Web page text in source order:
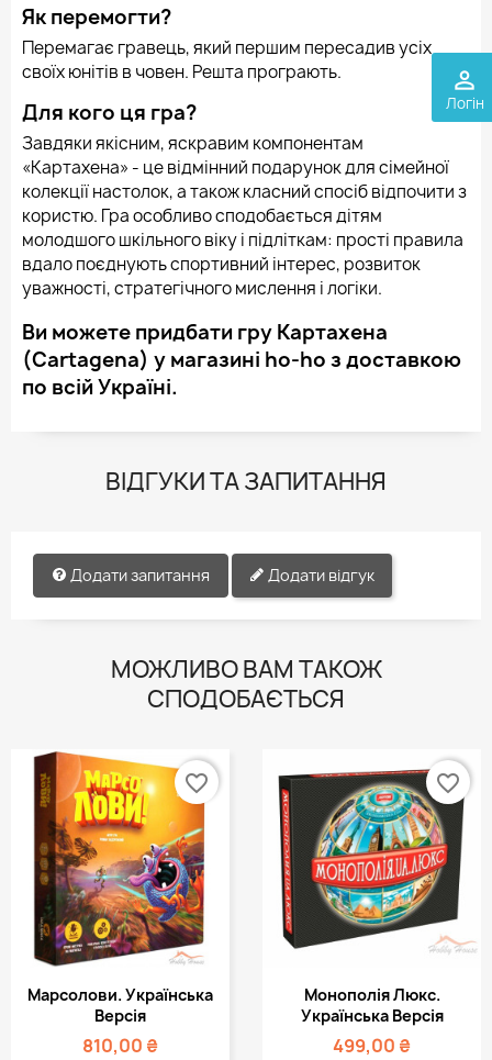
perm_identity
Логін
Як перемогти?
Перемагає гравець, який першим пересадив усіх
своїх юнітів в човен. Решта програють.
Для кого ця гра?
Завдяки якісним, яскравим компонентам
«Картахена» - це відмінний подарунок для сімейної
колекції настолок, а також класний спосіб відпочити з
користю. Гра особливо сподобається дітям
молодшого шкільного віку і підліткам: прості правила
вдало поєднують спортивний інтерес, розвиток
уважності, стратегічного мислення і логіки.
Ви можете придбати гру Картахена
(Cartagena) у магазині ho-ho з доставкою
по всій Україні.
ВІДГУКИ ТА ЗАПИТАННЯ
Додати запитання Додати відгук
МОЖЛИВО ВАМ ТАКОЖ
СПОДОБАЄТЬСЯ
Марсолови. Українська
Версія
810,00 ₴
favorite_border
Монополія Люкс.
Українська Версія
499,00 ₴
favorite_border